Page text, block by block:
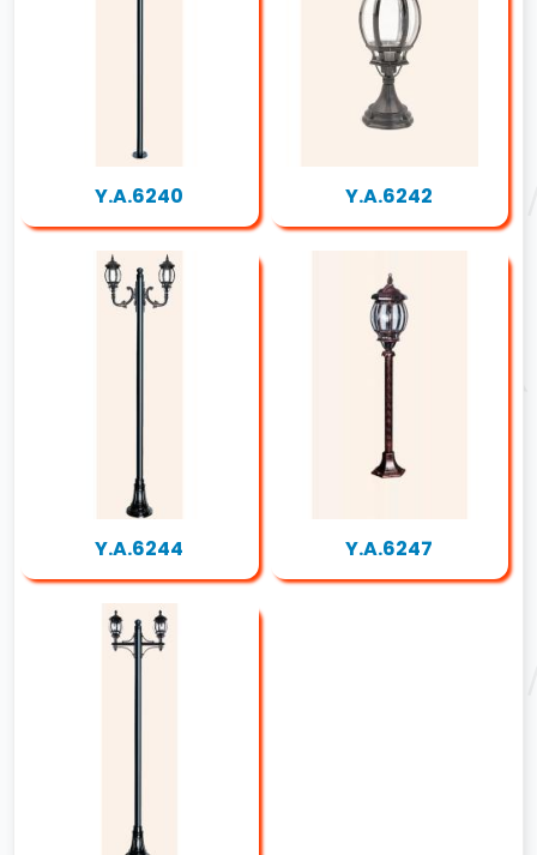
Y.A.6240 Y.A.6242
Y.A.6244 Y.A.6247